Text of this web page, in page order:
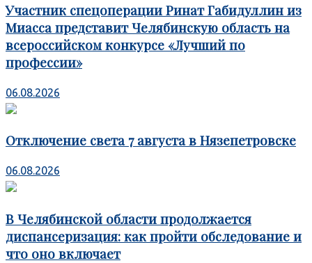
Участник спецоперации Ринат Габидуллин из
Миасса представит Челябинскую область на
всероссийском конкурсе «Лучший по
профессии»
06.08.2026
Отключение света 7 августа в Нязепетровске
06.08.2026
В Челябинской области продолжается
диспансеризация: как пройти обследование и
что оно включает